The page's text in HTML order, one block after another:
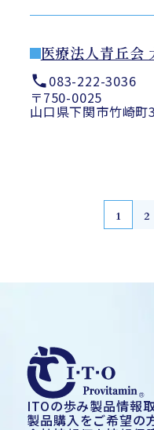
医療法人青丘会
083-222-3036
〒750-0025
山口県下関市竹崎町
1 2
ITOの歩み製品情報
製品購入をご希望の